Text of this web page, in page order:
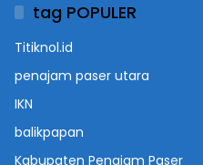
tag POPULER
Titiknol.id
penajam paser utara
IKN
balikpapan
Kabupaten Penajam Paser